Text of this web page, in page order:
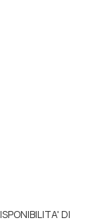
DI